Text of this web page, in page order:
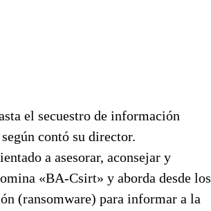
el secuestro de información
contó su director.
a asesorar, aconsejar y
«BA-Csirt» y aborda desde los
(ransomware) para informar a la